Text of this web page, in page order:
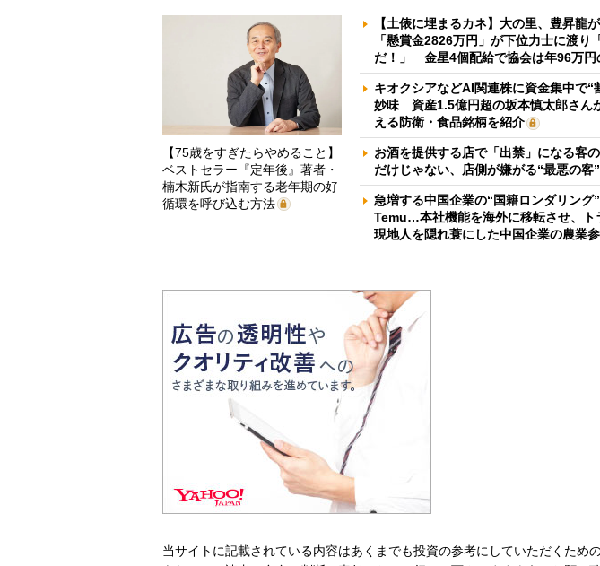
【75歳をすぎたらやめること】
ベストセラー『定年後』著者・
楠木新氏が指南する老年期の好
循環を呼び込む方法
【土俵に埋まるカネ】大の里、豊昇龍
「懸賞金2826万円」が下位力士に渡り
だ！」 金星4個配給で協会は年96万円
キオクシアなどAI関連株に資金集中で“
妙味 資産1.5億円超の坂本慎太郎さん
える防衛・食品銘柄を紹介
お酒を提供する店で「出禁」になる客
だけじゃない、店側が嫌がる“最悪の客
急増する中国企業の“国籍ロンダリン
Temu…本社機能を海外に移転させ、
現地人を隠れ蓑にした中国企業の農業
当サイトに記載されている内容はあくまでも投資の参考にしていただくため